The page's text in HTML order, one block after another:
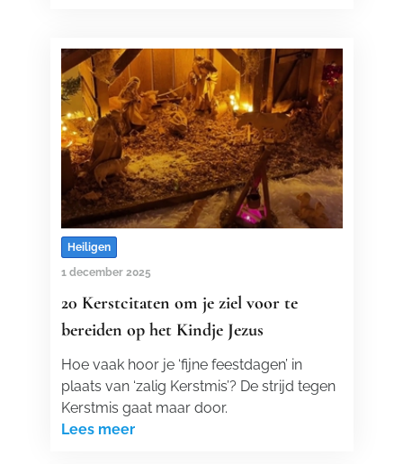
Heiligen
1 december 2025
20 Kerstcitaten om je ziel voor te
bereiden op het Kindje Jezus
Hoe vaak hoor je ‘fijne feestdagen’ in
plaats van ‘zalig Kerstmis’? De strijd tegen
Kerstmis gaat maar door.
Lees meer